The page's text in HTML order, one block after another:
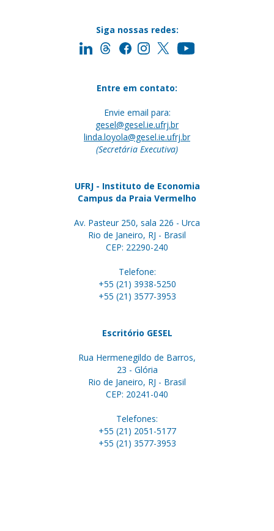
Siga nossas redes:
Entre em contato:
Envie email para:
gesel@gesel.ie.ufrj.br
linda.loyola@gesel.ie.ufrj.br
(Secretária Executiva)
UFRJ - Instituto de Economia
Campus da Praia Vermelho
Av. Pasteur 250, sala 226 - Urca
Rio de Janeiro, RJ - Brasil
CEP: 22290-240
Telefone:
+55 (21) 3938-5250
+55 (21) 3577-3953
Escritório GESEL
Rua Hermenegildo de Barros,
23 - Glória
Rio de Janeiro, RJ - Brasil
CEP: 20241-040
Telefones:
+55 (21) 2051-5177
+55 (21) 3577-3953